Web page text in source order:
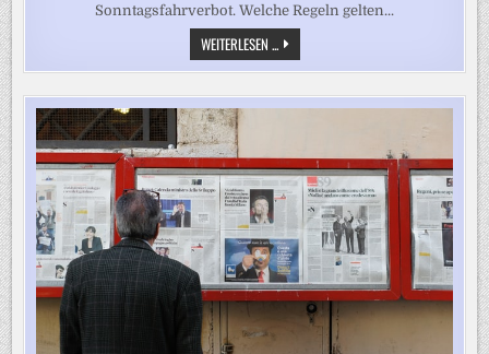
Sonntagsfahrverbot. Welche Regeln gelten...
WEITERLESEN ... NIEDRIGWASSER:
WAS
DIE
DES
LKW-